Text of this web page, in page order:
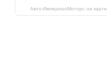
Авто-ИмпериалМоторс на